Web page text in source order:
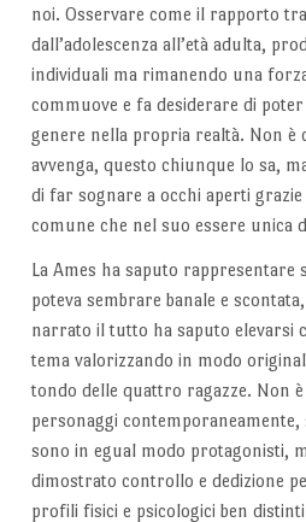
noi. Osservare come il rapporto
dall’adolescenza all’età adulta,
individuali ma rimanendo una
commuove e fa desiderare di
genere nella propria realtà. Non è
avvenga, questo chiunque lo sa,
di far sognare a occhi aperti grazie
comune che nel suo essere unica
La Ames ha saputo rappresentare
poteva sembrare banale e
narrato il tutto ha saputo elevarsi
tema valorizzando in modo
tondo delle quattro ragazze. Non
personaggi
sono in egual modo protagonisti,
dimostrato controllo e dedizione
profili fisici e psicologici ben